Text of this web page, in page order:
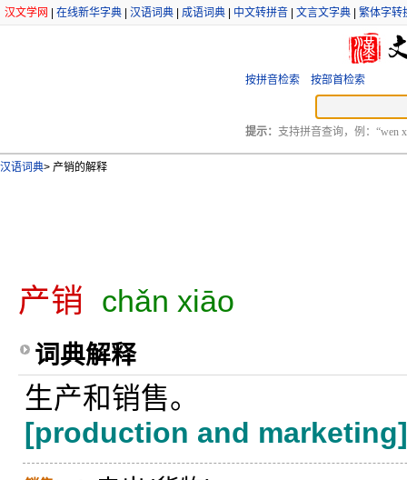
汉文学网 在线新华字典 汉语词典 成语词典 中文转拼音 文言文字典 繁体字转
按拼音检索 按部首检索
提示： 支持拼音查询，例：“wen
汉语词典> 产销的解释
产销 chǎn xiāo
词典解释
生产和销售。
[production and marketing]